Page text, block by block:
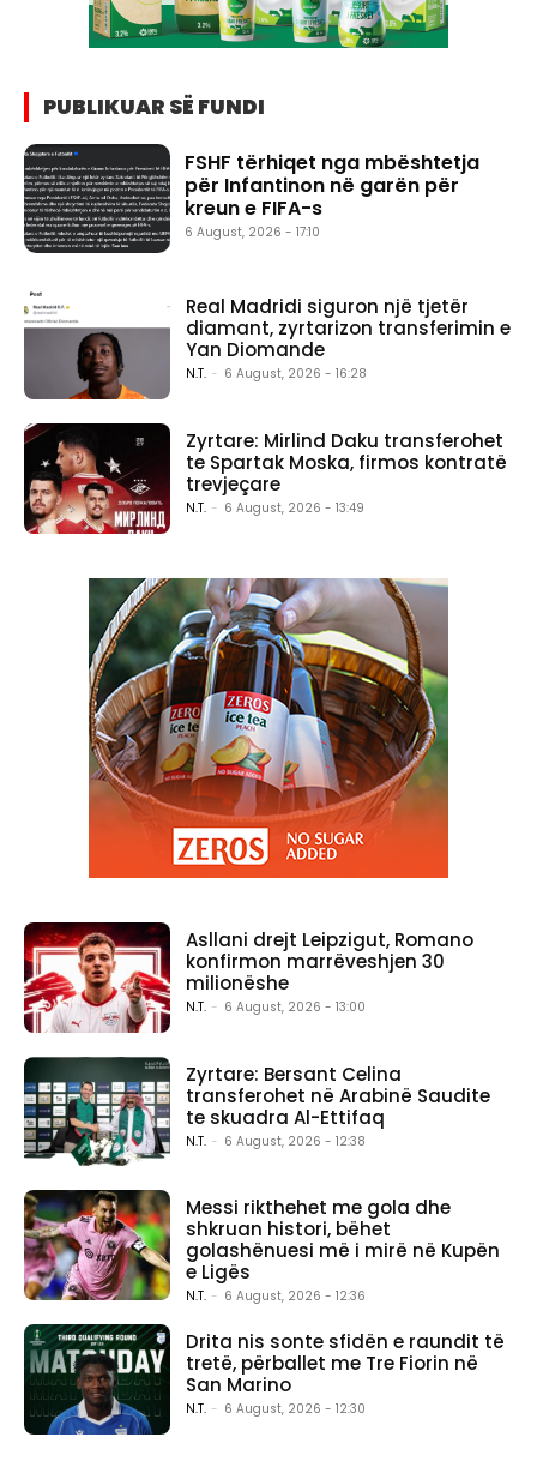
PUBLIKUAR SË FUNDI
FSHF tërhiqet nga mbështetja
për Infantinon në garën për
kreun e FIFA-s
6 August, 2026 - 17:10
Real Madridi siguron një tjetër
diamant, zyrtarizon transferimin e
Yan Diomande
N.T. - 6 August, 2026 - 16:28
Zyrtare: Mirlind Daku transferohet
te Spartak Moska, firmos kontratë
trevjeçare
N.T. - 6 August, 2026 - 13:49
Asllani drejt Leipzigut, Romano
konfirmon marrëveshjen 30
milionëshe
N.T. - 6 August, 2026 - 13:00
Zyrtare: Bersant Celina
transferohet në Arabinë Saudite
te skuadra Al-Ettifaq
N.T. - 6 August, 2026 - 12:38
Messi rikthehet me gola dhe
shkruan histori, bëhet
golashënuesi më i mirë në Kupën
e Ligës
N.T. - 6 August, 2026 - 12:36
Drita nis sonte sfidën e raundit të
tretë, përballet me Tre Fiorin në
San Marino
N.T. - 6 August, 2026 - 12:30